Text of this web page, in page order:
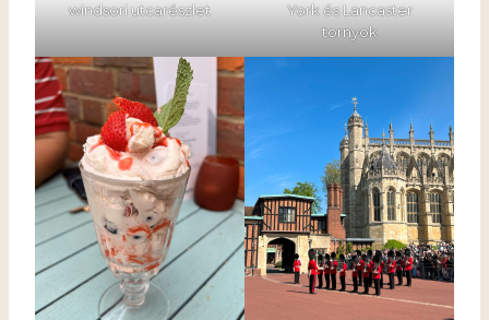
windsori utcarészlet
York és Lancaster
tornyok